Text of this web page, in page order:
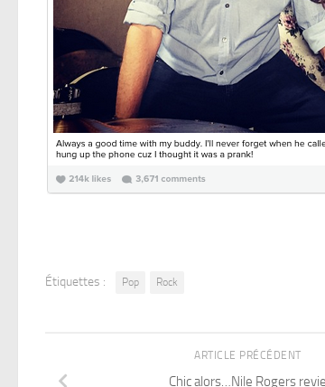
Étiquettes : Pop Rock
ARTICLE PRÉCÉDENT
Chic alors…Nile Rogers